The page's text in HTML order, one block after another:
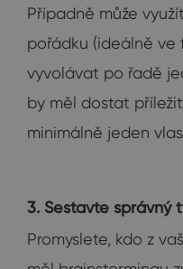
Případně může
pořádku (ideálně ve
vyvolávat po řadě
by měl dostat
minimálně jeden
3. Sestavte správný
Promyslete, kdo z